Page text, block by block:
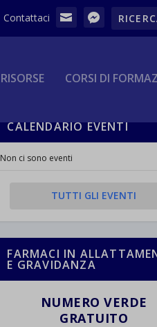
RISORSE CORSI DI
CALENDARIO EVENTI
Non ci sono eventi
TUTTI GLI EVENTI
FARMACI IN
E GRAVIDANZA
NUMERO VERDE
GRATUITO